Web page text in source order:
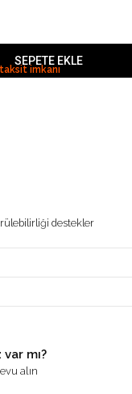
SEPETE EKLE
imkanı
destekler
mı?
alın